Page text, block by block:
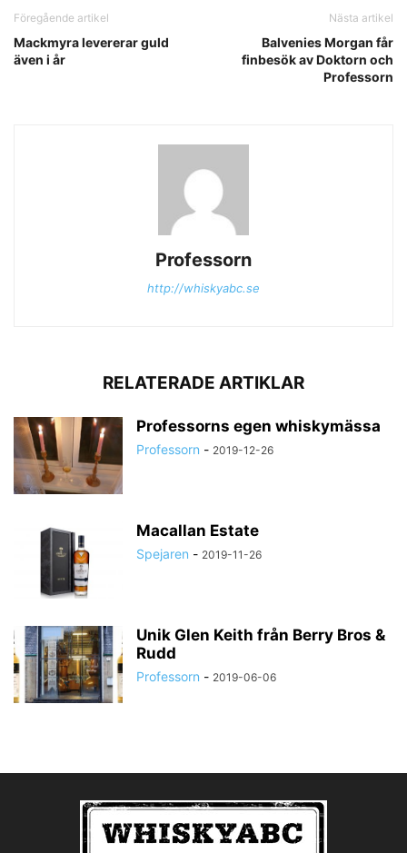
Föregående artikel
Mackmyra levererar guld
även i år
Nästa artikel
Balvenies Morgan får
finbesök av Doktorn och
Professorn
Professorn
http://whiskyabc.se
RELATERADE ARTIKLAR
Professorns egen whiskymässa
Professorn - 2019-12-26
Macallan Estate
Spejaren - 2019-11-26
Unik Glen Keith från Berry Bros &
Rudd
Professorn - 2019-06-06